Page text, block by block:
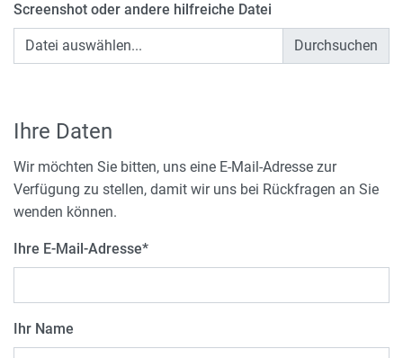
Screenshot oder andere hilfreiche Datei
Datei auswählen...
Ihre Daten
Wir möchten Sie bitten, uns eine E-Mail-Adresse zur
Verfügung zu stellen, damit wir uns bei Rückfragen an Sie
wenden können.
Ihre E-Mail-Adresse*
Ihr Name